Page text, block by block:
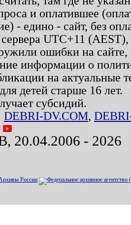
и оплатившее
- едино - сайт, без
UTC+11
ошибки на
информации о
на актуальные
детей старше 16 лет.
субсидий.
DEBRI-DV.COM,
20.04.2006 - 2026